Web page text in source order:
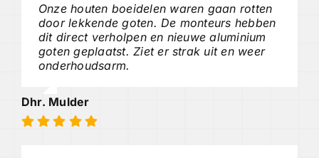
Onze houten boeidelen waren gaan rotten
door lekkende goten. De monteurs hebben
dit direct verholpen en nieuwe aluminium
goten geplaatst. Ziet er strak uit en weer
onderhoudsarm.
Dhr. Mulder